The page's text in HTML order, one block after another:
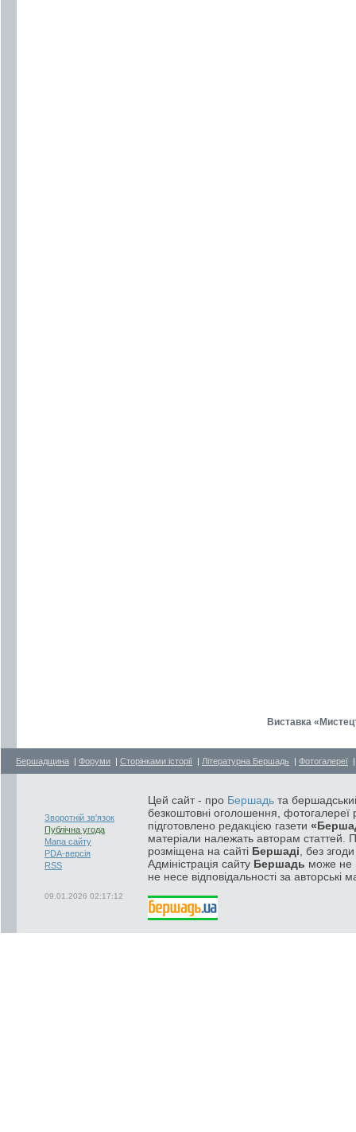
Виставка
Бершадщина | Форуми | Сторінками історії | Літературна Бершадь | Фотогалереї
Зворотній зв'язок
Публічна угода
Мапа сайту
PDA-версія
RSS
09.01.2026 02:17:12
Цей сайт - про Бершадь та
безкоштовні оголошення, фотогалереї
підготовлено редакцією газети
матеріали належать авторам статтей.
розміщена на сайті Бершаді , без
Адміністрація сайту Бершадь може не
не несе відповідальності за авторські